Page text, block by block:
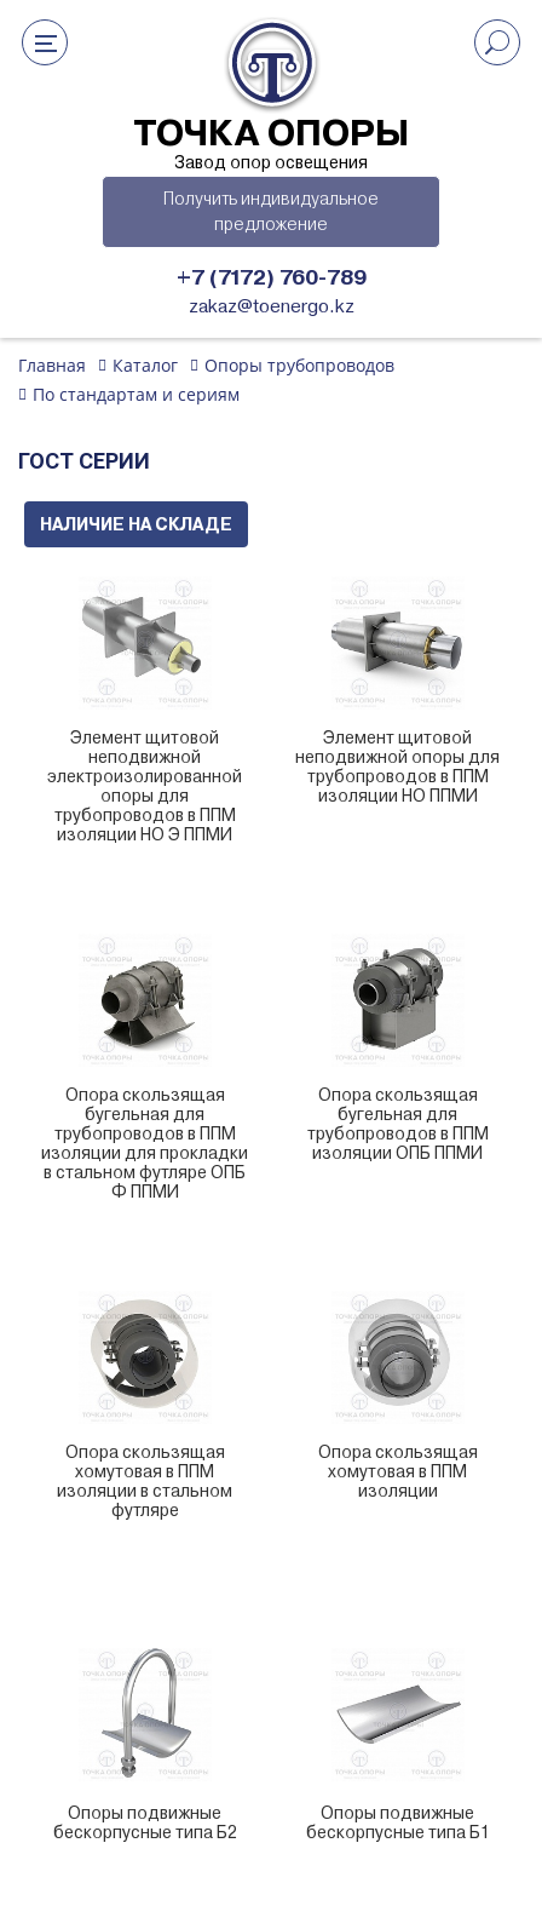
ТОЧКА ОПОРЫ
Завод опор освещения
Получить индивидуальное
предложение
+7 (7172) 760-789
zakaz@toenergo.kz
Главная Каталог
Опоры трубопроводов
По стандартам и сериям
ГОСТ СЕРИИ
НАЛИЧИЕ НА СКЛАДЕ
Элемент щитовой
неподвижной
электроизолированной
опоры для
трубопроводов в ППМ
изоляции НО Э ППМИ
Элемент щитовой
неподвижной опоры для
трубопроводов в ППМ
изоляции НО ППМИ
Опора скользящая
бугельная для
трубопроводов в ППМ
изоляции для прокладки
в стальном футляре ОПБ
Ф ППМИ
Опора скользящая
бугельная для
трубопроводов в ППМ
изоляции ОПБ ППМИ
Опора скользящая
хомутовая в ППМ
изоляции в стальном
футляре
Опора скользящая
хомутовая в ППМ
изоляции
Опоры подвижные
бескорпусные типа Б2
Опоры подвижные
бескорпусные типа Б1